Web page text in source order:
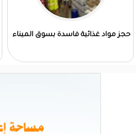
حجز مواد غذائية فاسدة بسوق الميناء